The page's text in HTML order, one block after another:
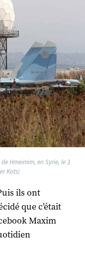
Hmeimim, en Syrie, le 3
Kots)
ils ont
que c’était
Maxim